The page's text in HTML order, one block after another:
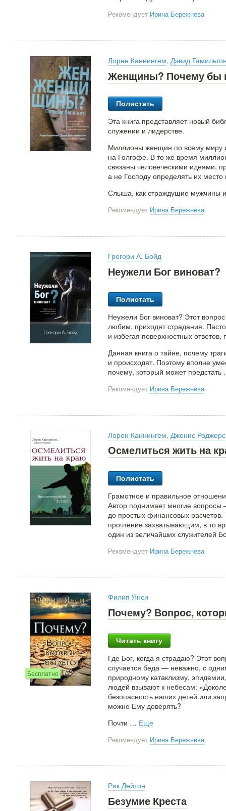
Рекомендует Ирина Бережнева
Лорен Каннингем, Дэвид
Женщины? Почему бы
Полистать
Эта книга представляет новый
служении и лидерстве.
Миллионы женщин по всему миру
на Голгофе. В то же время
связаны человеческими идеями,
а не Господу определять их
Слыша, как страждущие мужчины
Рекомендует Ирина Бережнева
Грегори А. Бойд
Неужели Бог виноват?
Полистать
Неужели Бог виноват? Этот
любим, приходят страдания.
и избегая поверхностных
Данная книга о тайне, почему
и происходят. Поэтому вполне
почему, который может предстать
Рекомендует Ирина Бережнева
Лорен Каннингем, Дженис Роджерс
Осмелиться жить на
Полистать
Грамотное и правильное
Автор поднимает многие
до простых финансовых
прочтение захватывающим, в то
один из величайших служителей
Рекомендует Ирина Бережнева
Бесплатно
Филип Янси
Почему? Вопрос,
Читать книгу
Где Бог, когда я страдаю? Этот
случается беда — неважно, с
природному катаклизму,
людей взывают к небесам:
безопасность наших детей или
можно Ему доверять?
Почти … Еще
Рекомендует Ирина Бережнева
Рик Дейтон
Безумие Креста